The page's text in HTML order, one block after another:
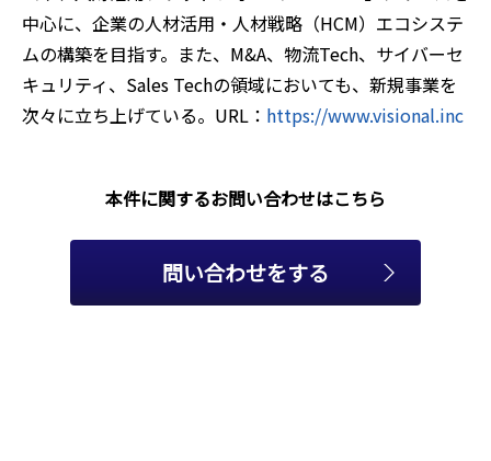
中心に、企業の人材活用・人材戦略（HCM）エコシステ
ムの構築を目指す。また、M&A、物流Tech、サイバーセ
キュリティ、Sales Techの領域においても、新規事業を
次々に立ち上げている。URL： https://www.visional.inc
本件に関するお問い合わせはこちら
問い合わせをする